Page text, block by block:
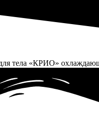
тела «КРИО»